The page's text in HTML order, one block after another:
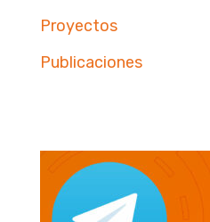
Proyectos
Publicaciones